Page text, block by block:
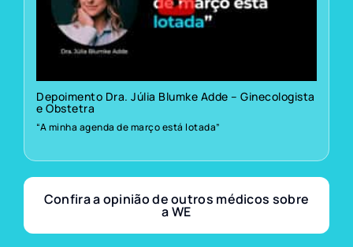
Depoimento Dra. Júlia Blumke Adde – Ginecologista
e Obstetra
“A minha agenda de março está lotada”
Confira a opinião de outros médicos sobre
a WE